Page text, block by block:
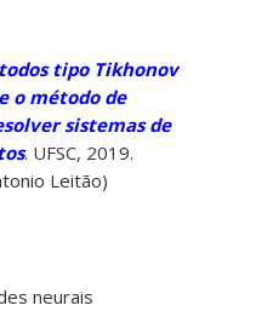
tipo Tikhonov
o método de
sistemas de
. UFSC, 2019.
Leitão)
neurais